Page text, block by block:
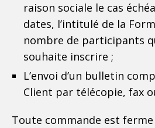
raison sociale le cas
dates, l’intitulé de la
nombre de participants
souhaite inscrire ;
L’envoi d’un bulletin
Client par télécopie, fax
Toute commande est